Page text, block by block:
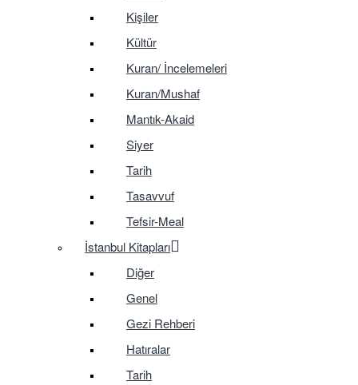
Kişiler
Kültür
Kuran/ İncelemeleri
Kuran/Mushaf
Mantık-Akaid
Siyer
Tarih
Tasavvuf
Tefsir-Meal
İstanbul Kitapları
Diğer
Genel
Gezi Rehberi
Hatıralar
Tarih